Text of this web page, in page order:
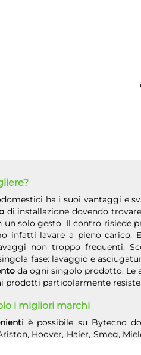
ha i suoi vantaggi e
di installazione dovendo
solo gesto. Il contro risiede
infatti lavare a pieno carico.
non troppo frequenti.
fase: lavaggio e
da ogni singolo prodotto. Le
particolarmente
i migliori marchi
è possibile su Bytecno
Hoover, Haier, Smeg,